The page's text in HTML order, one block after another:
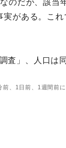
のだが、該当
がある。こ
査」、人口は
、1日前、1週間前